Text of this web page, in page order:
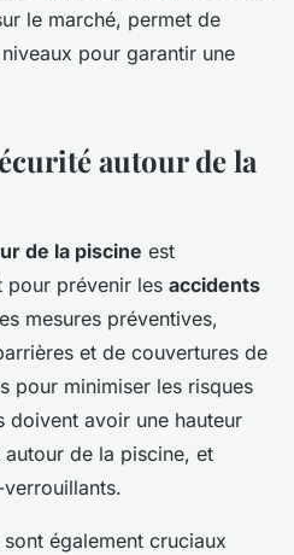
le marché, permet de
pour garantir une
autour de la
de la piscine est
pour prévenir les accidents
mesures préventives,
et de couvertures de
pour minimiser les risques
doivent avoir une hauteur
de la piscine, et
sont également cruciaux